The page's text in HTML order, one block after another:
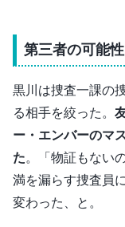
第三者の可能性
黒川は捜査一課の
る相手を絞った。
ー・エンバーのマ
た。「物証もない
満を漏らす捜査員
変わった、と。